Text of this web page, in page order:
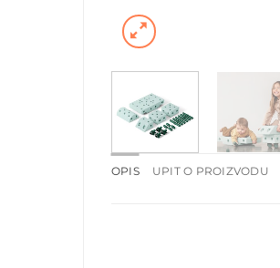
OPIS UPIT O PROIZVODU